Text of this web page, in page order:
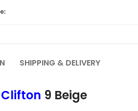
SHIPPING & DELIVERY
Clifton 9 Beige